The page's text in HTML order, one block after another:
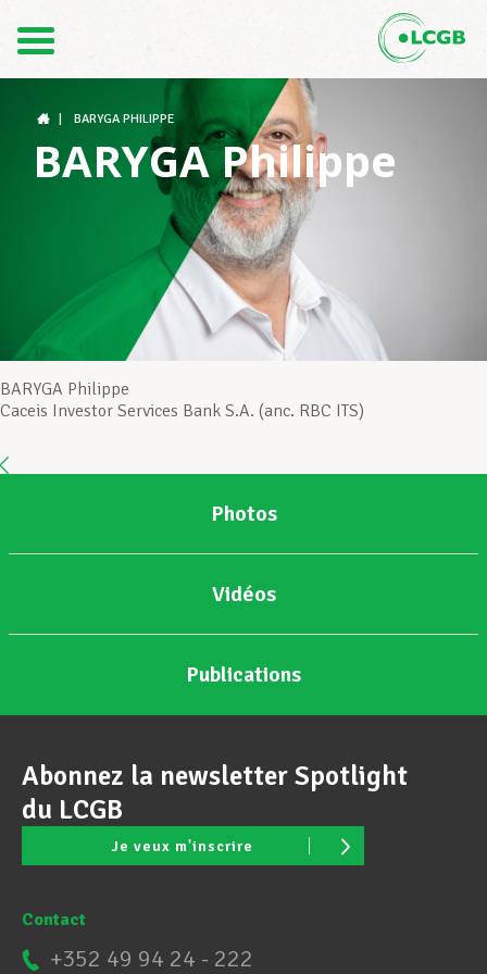
DE
Structures syndicales
Assistance au Travail
Devenir Membre
Actualités
BARYGA PHILIPPE
BARYGA Philippe
BARYGA Philippe
Caceis Investor Services Bank S.A. (anc. RBC ITS)
Photos
Vidéos
Publications
Abonnez la newsletter Spotlight
du LCGB
Je veux m'inscrire
Contact
+352 49 94 24 - 222